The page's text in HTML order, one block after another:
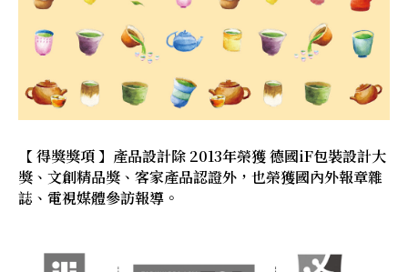
【 得獎獎項 】產品設計除 2013年榮獲 德國iF包裝設計大
獎、文創精品獎、客家產品認證外，也榮獲國內外報章雜
誌、電視媒體參訪報導。